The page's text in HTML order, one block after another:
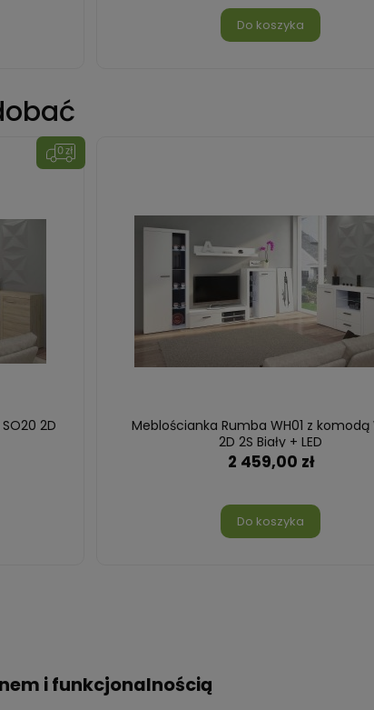
Do koszyka
2D
Meblościanka Rumba WH01 z komodą
2D 2S Biały + LED
2 459,00 zł
Do koszyka
i funkcjonalnością